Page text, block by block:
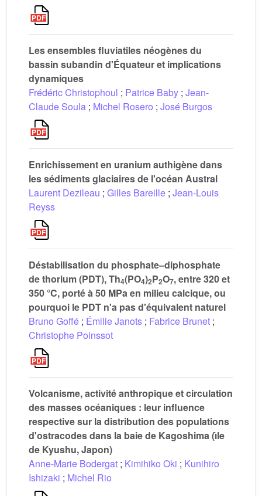
Les ensembles fluviatiles néogènes du
bassin subandin d'Équateur et implications
dynamiques
Frédéric Christophoul ; Patrice Baby ; Jean-
Claude Soula ; Michel Rosero ; José Burgos
Enrichissement en uranium authigène dans
les sédiments glaciaires de l'océan Austral
Laurent Dezileau ; Gilles Bareille ; Jean-Louis
Reyss
Déstabilisation du phosphate–diphosphate
de thorium (PDT), Th4(PO4)2P2O7, entre 320 et
350 °C, porté à 50 MPa en milieu calcique, ou
pourquoi le PDT n'a pas d'équivalent naturel
Bruno Goffé ; Émilie Janots ; Fabrice Brunet ;
Christophe Poinssot
Volcanisme, activité anthropique et circulation
des masses océaniques : leur influence
respective sur la distribution des populations
d'ostracodes dans la baie de Kagoshima (ı̂le
de Kyushu, Japon)
Anne-Marie Bodergat ; Kimihiko Oki ; Kunihiro
Ishizaki ; Michel Rio